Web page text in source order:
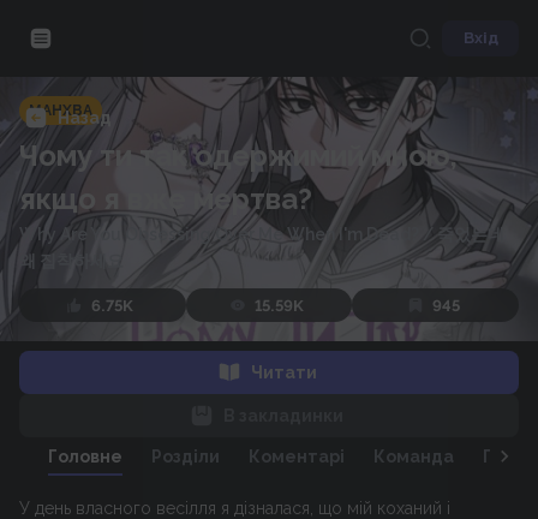
Вхід
Назад
МАНХВА
Чому ти так одержимий мною,
якщо я вже мертва?
Why Are You Obsessing Over Me When I'm Dead? / 죽었는데
왜 집착하세요
6.75K 15.59K 945
Читати
Головне Розділи Коментарі Команда
У день власного весілля я дізналася, що мій коханий і